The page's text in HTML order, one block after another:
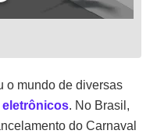
o mundo de diversas
. No Brasil,
do Carnaval